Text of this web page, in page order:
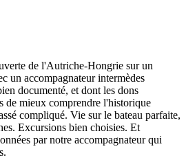
de l'Autriche-Hongrie sur un
un accompagnateur intermèdes
documenté, et dont les dons
de mieux comprendre l'historique
compliqué. Vie sur le bateau parfaite,
Excursions bien choisies. Et
par notre accompagnateur qui